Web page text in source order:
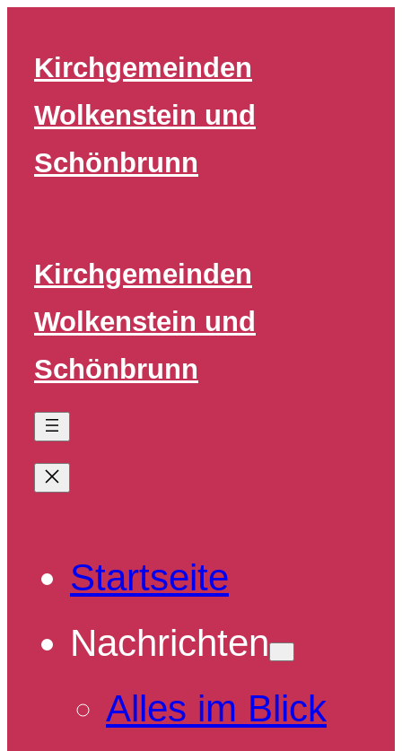
springen
Kirchgemeinden
Wolkenstein und
Schönbrunn
Kirchgemeinden
Wolkenstein und
Schönbrunn
Startseite
Nachrichten
Alles im Blick